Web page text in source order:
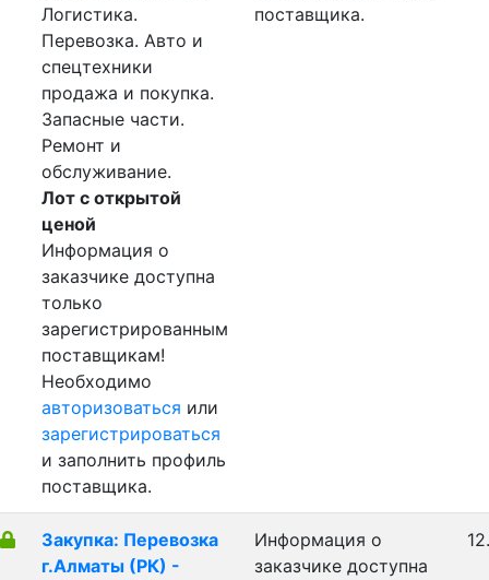
Логистика.
Перевозка. Авто и
спецтехники
продажа и покупка.
Запасные части.
Ремонт и
обслуживание.
Лот с открытой
ценой
Информация о
заказчике доступна
только
зарегистрированным
поставщикам!
Необходимо
авторизоваться или
зарегистрироваться
и заполнить профиль
поставщика.
поставщика.
Закупка: Перевозка
г.Алматы (РК) -
Информация о
заказчике доступна